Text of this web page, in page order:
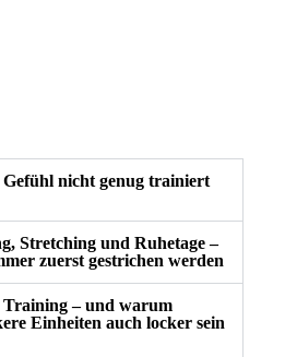
Gefühl nicht genug trainiert
Stretching und Ruhetage –
zuerst gestrichen werden
– und warum
Einheiten auch locker sein